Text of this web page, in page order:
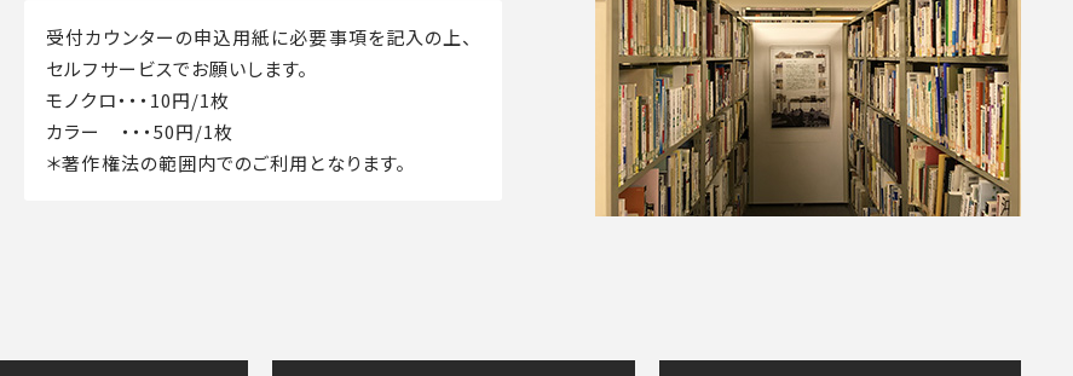
受付カウンターの申込用紙に必要事項を記入の上、
セルフサービスでお願いします。
モノクロ・・・10円/1枚
カラー ・・・50円/1枚
＊著作権法の範囲内でのご利用となります。